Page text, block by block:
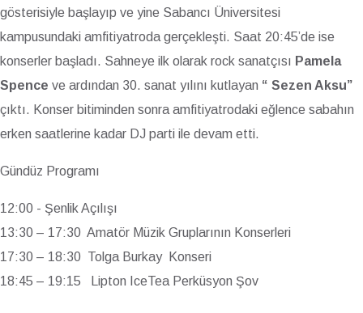
gösterisiyle başlayıp ve yine Sabancı Üniversitesi
kampusundaki amfitiyatroda gerçekleşti. Saat 20:45’de ise
konserler başladı. Sahneye ilk olarak rock sanatçısı Pamela
Spence ve ardından 30. sanat yılını kutlayan “ Sezen Aksu”
çıktı. Konser bitiminden sonra amfitiyatrodaki eğlence sabahın
erken saatlerine kadar DJ parti ile devam etti.
Gündüz Programı
12:00 - Şenlik Açılışı
13:30 – 17:30 Amatör Müzik Gruplarının Konserleri
17:30 – 18:30 Tolga Burkay Konseri
18:45 – 19:15 Lipton IceTea Perküsyon Şov